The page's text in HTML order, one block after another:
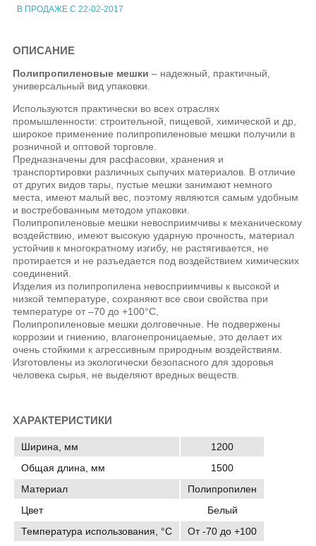
В ПРОДАЖЕ С 22-02-2017
ОПИСАНИЕ
Полипропиленовые мешки – надежный, практичный,
универсальный вид упаковки.
Используются практически во всех отраслях
промышленности: строительной, пищевой, химической и др,
широкое применение полипропиленовые мешки получили в
розничной и оптовой торговле.
Предназначены для расфасовки, хранения и
транспортировки различных сыпучих материалов. В отличие
от других видов тары, пустые мешки занимают немного
места, имеют малый вес, поэтому являются самым удобным
и востребованным методом упаковки.
Полипропиленовые мешки невосприимчивы к механическому
воздействию, имеют высокую ударную прочность, материал
устойчив к многократному изгибу, не растягивается, не
протирается и не разъедается под воздействием химических
соединений.
Изделия из полипропилена невосприимчивы к высокой и
низкой температуре, сохраняют все свои свойства при
температуре от –70 до +100°С,
Полипропиленовые мешки долговечные. Не подвержены
коррозии и гниению, влагонепроницаемые, это делает их
очень стойкими к агрессивным природным воздействиям.
Изготовлены из экологически безопасного для здоровья
человека сырья, не выделяют вредных веществ.
ХАРАКТЕРИСТИКИ
Ширина, мм
1200
Общая длина, мм
1500
Материал
Полипропилен
Цвет
Белый
Температура использования, °C
От -70 до +100